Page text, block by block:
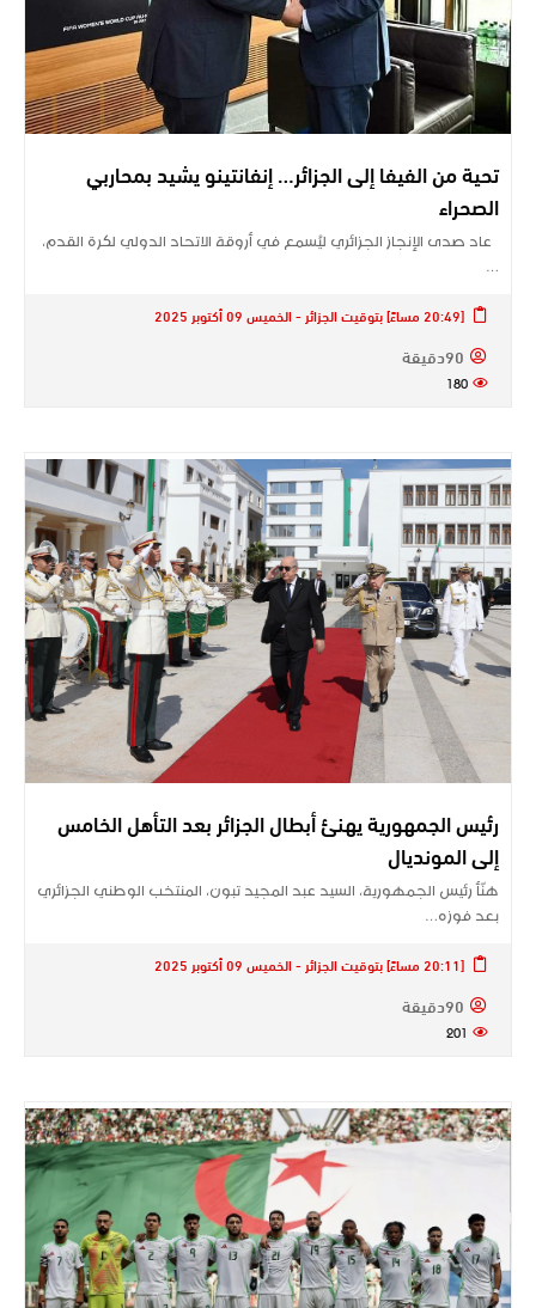
تحية من الفيفا إلى الجزائر… إنفانتينو يشيد بمحاربي
الصحراء
عاد صدى الإنجاز الجزائري ليُسمع في أروقة الاتحاد الدولي لكرة القدم،
…
[20:49 مساءً] بتوقيت الجزائر - الخميس 09 أكتوبر 2025
90دقيقة
180
رئيس الجمهورية يهنئ أبطال الجزائر بعد التأهل الخامس
إلى المونديال
هنّأ رئيس الجمهورية، السيد عبد المجيد تبون، المنتخب الوطني الجزائري
بعد فوزه…
[20:11 مساءً] بتوقيت الجزائر - الخميس 09 أكتوبر 2025
90دقيقة
201